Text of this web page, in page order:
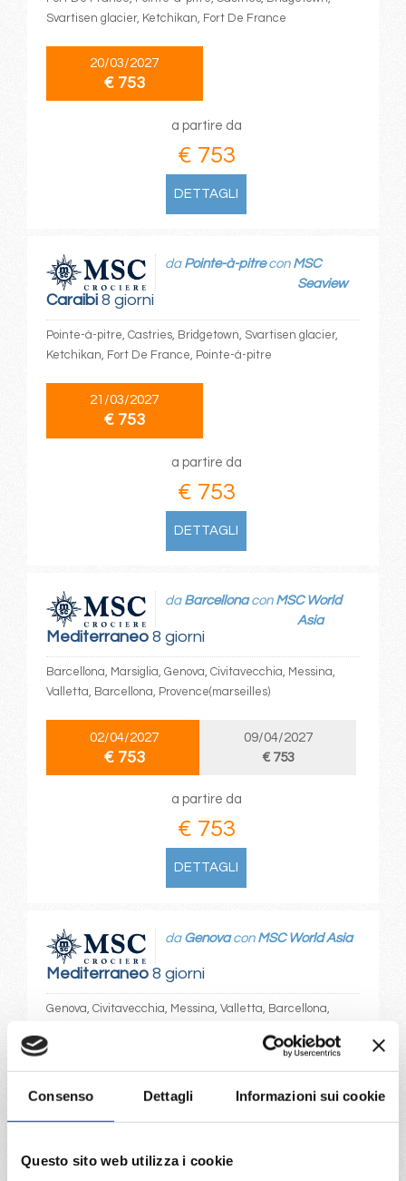
Consenso Dettagli Informazioni sui cookie
Questo sito web utilizza i cookie
Svartisen glacier, Ketchikan, Fort De France
20/03/2027
€ 753
a partire da
€ 753
DETTAGLI
Caraibi8 giorni
da Pointe-à-pitrecon MSC
Seaview
Pointe-à-pitre, Castries, Bridgetown, Svartisen glacier,
Ketchikan, Fort De France, Pointe-à-pitre
21/03/2027
€ 753
a partire da
€ 753
DETTAGLI
Mediterraneo8 giorni
da Barcellonacon MSC World
Asia
Barcellona, Marsiglia, Genova, Civitavecchia, Messina,
Valletta, Barcellona, Provence(marseilles)
02/04/2027
€ 753
09/04/2027
€ 753
a partire da
€ 753
DETTAGLI
Mediterraneo8 giorni
da Genovacon MSC World Asia
Genova, Civitavecchia, Messina, Valletta, Barcellona,
04/04/2027
€ 753
€ 753